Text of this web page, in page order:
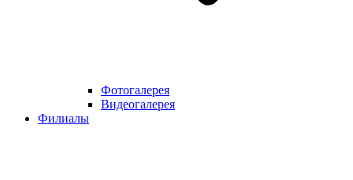
Фотогалерея
Видеогалерея
Филиалы